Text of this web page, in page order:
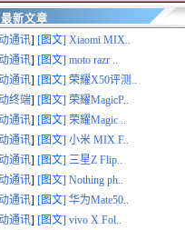
最新文章
通讯] [图文] Xiaomi MIX..
通讯] [图文] moto razr ..
通讯] [图文] 荣耀X50评测..
终端] [图文] 荣耀MagicP..
通讯] [图文] 荣耀Magic ..
通讯] [图文] 小米 MIX F..
通讯] [图文] 三星Z Flip..
通讯] [图文] Nothing ph..
通讯] [图文] 华为Mate50..
通讯] [图文] vivo X Fol..